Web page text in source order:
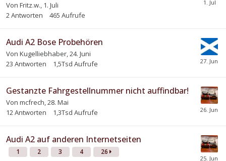
Von Fritz.w., 1. Juli
2Antworten 465 Aufrufe
Audi A2 Bose Probehören
Von Kugelliebhaber,24. Juni
23 Antworten 1,5Tsd Aufrufe
Gestanzte Fahrgestellnummer nicht auffindbar!
Von mcfrech,28. Mai
12Antworten 1,3Tsd Aufrufe
Audi A2 auf anderen Internetseiten
1 2 3 4 26